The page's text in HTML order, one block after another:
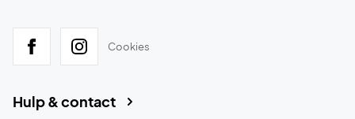
Cookies
Hulp & contact